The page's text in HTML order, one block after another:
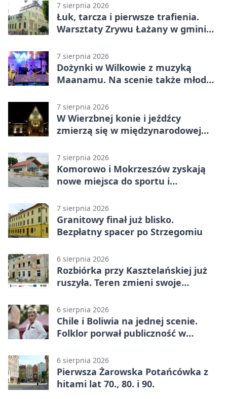
7 sierpnia 2026
Łuk, tarcza i pierwsze trafienia.
Warsztaty Zrywu Łażany w gminie
7 sierpnia 2026
Dożynki w Wilkowie z muzyką
Maanamu. Na scenie także młode
7 sierpnia 2026
W Wierzbnej konie i jeźdźcy
zmierzą się w międzynarodowej
7 sierpnia 2026
Komorowo i Mokrzeszów zyskają
nowe miejsca do sportu i
7 sierpnia 2026
Granitowy finał już blisko.
Bezpłatny spacer po Strzegomiu
6 sierpnia 2026
Rozbiórka przy Kasztelańskiej już
ruszyła. Teren zmieni swoje
6 sierpnia 2026
Chile i Boliwia na jednej scenie.
Folklor porwał publiczność w
6 sierpnia 2026
Pierwsza Żarowska Potańcówka z
hitami lat 70., 80. i 90.